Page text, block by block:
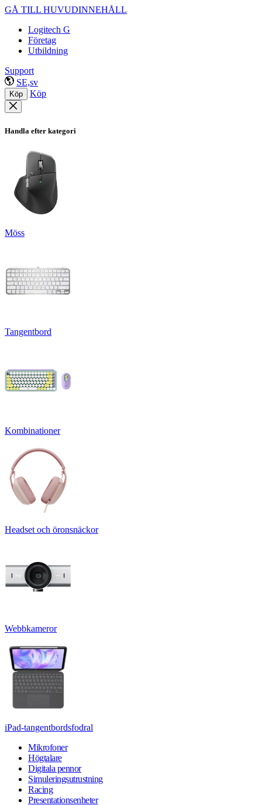
GÅ TILL HUVUDINNEHÅLL
Logitech G
Företag
Utbildning
Support
SE,sv
Köp Köp
Handla efter kategori
Möss
Tangentbord
Kombinationer
Headset och öronsnäckor
Webbkameror
iPad-tangentbordsfodral
Mikrofoner
Högtalare
Digitala pennor
Simuleringsutrustning
Racing
Presentationsenheter